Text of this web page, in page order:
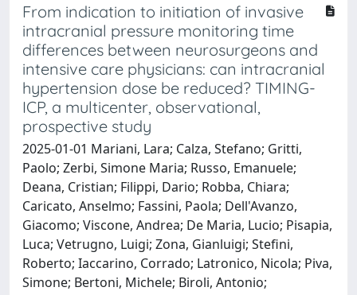
From indication to initiation of invasive
intracranial pressure monitoring time
differences between neurosurgeons and
intensive care physicians: can intracranial
hypertension dose be reduced? TIMING-
ICP, a multicenter, observational,
prospective study
2025-01-01 Mariani, Lara; Calza, Stefano; Gritti,
Paolo; Zerbi, Simone Maria; Russo, Emanuele;
Deana, Cristian; Filippi, Dario; Robba, Chiara;
Caricato, Anselmo; Fassini, Paola; Dell'Avanzo,
Giacomo; Viscone, Andrea; De Maria, Lucio; Pisapia,
Luca; Vetrugno, Luigi; Zona, Gianluigi; Stefini,
Roberto; Iaccarino, Corrado; Latronico, Nicola; Piva,
Simone; Bertoni, Michele; Biroli, Antonio;